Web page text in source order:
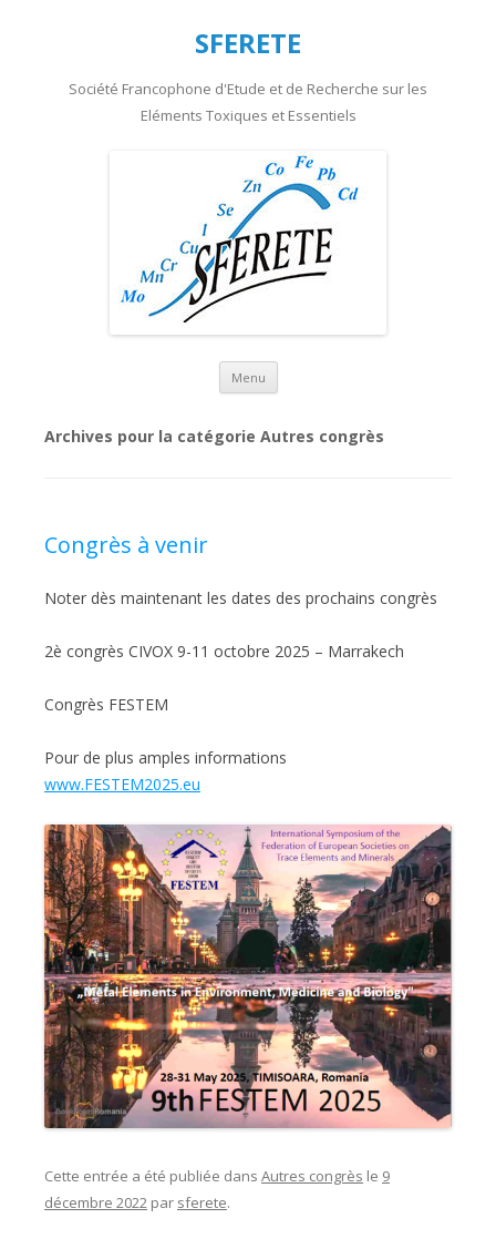
SFERETE
Société Francophone d'Etude et de Recherche sur les
Eléments Toxiques et Essentiels
Menu Aller au contenu principal
Archives pour la catégorie Autres congrès
Congrès à venir
Noter dès maintenant les dates des prochains congrès
2è congrès CIVOX 9-11 octobre 2025 – Marrakech
Congrès FESTEM
Pour de plus amples informations
www.FESTEM2025.eu
Cette entrée a été publiée dans Autres congrès le 9
décembre 2022 par sferete.